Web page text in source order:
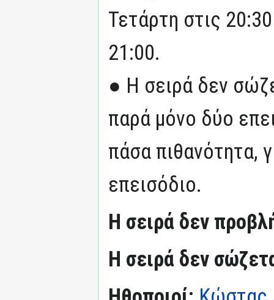
Τετάρτη στις
21:00.
● Η σειρά δεν
παρά μόνο δύο
πάσα πιθανότητα,
επεισόδιο.
Η σειρά δεν
Η σειρά δεν